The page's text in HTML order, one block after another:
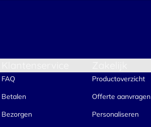
FAQ
Betalen
Bezorgen
Productoverzicht
Offerte aanvragen
Personaliseren